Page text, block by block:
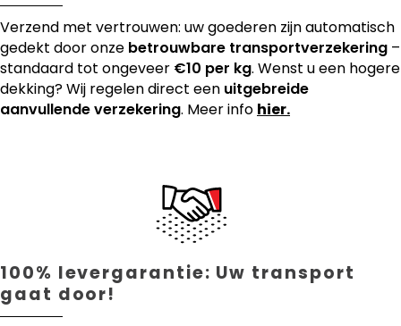
Verzend met vertrouwen: uw goederen zijn automatisch
gedekt door onze betrouwbare transportverzekering –
standaard tot ongeveer €10 per kg. Wenst u een hogere
dekking? Wij regelen direct een uitgebreide
aanvullende verzekering. Meer info hier.
100% levergarantie: Uw transport
gaat door!